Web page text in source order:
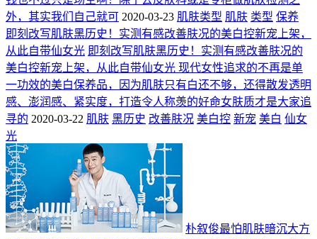
外，其实我们自己就可 2020-03-23 肌肤类型 肌肤 类型 保养
即刻改写肌肤黑历史！实测有感改善肤况的美白控新宠上架，
从此自带仙女光 即刻改写肌肤黑历史！实测有感改善肤况的
美白控新宠上架，从此自带仙女光 现代女性追求的不再是单
一功效的美白保养品，因为肌肤只有白还不够，还得散发透明
感、澎润感、紧实度，打造令人称羡的好命女肤质才是大家追
寻的 2020-03-22 肌肤 黑历史 改善肤况 美白控 新宠 美白 仙女
光
朴叙俊最怕肌肤暗沉大方